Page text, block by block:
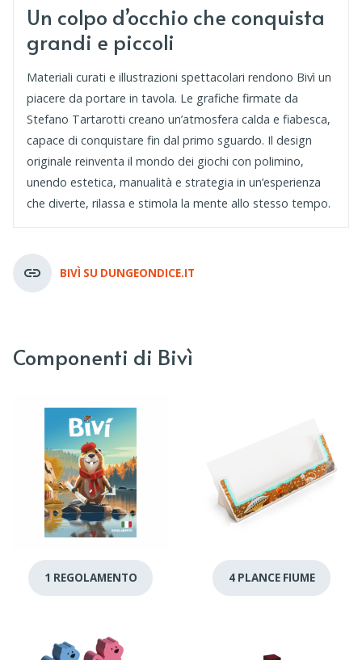
Un colpo d’occhio che conquista
grandi e piccoli
Materiali curati e illustrazioni spettacolari rendono Bivì un
piacere da portare in tavola. Le grafiche firmate da
Stefano Tartarotti creano un’atmosfera calda e fiabesca,
capace di conquistare fin dal primo sguardo. Il design
originale reinventa il mondo dei giochi con polimino,
unendo estetica, manualità e strategia in un’esperienza
che diverte, rilassa e stimola la mente allo stesso tempo.
BIVÌ SU DUNGEONDICE.IT
Componenti di Bivì
1 REGOLAMENTO 4 PLANCE FIUME